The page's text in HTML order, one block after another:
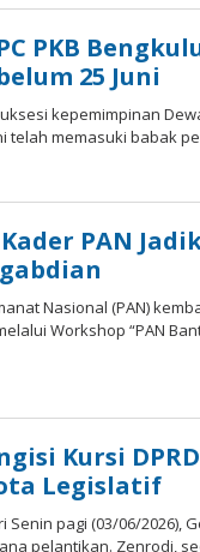
PKB
25 Juni
kepemimpinan
telah memasuki babak
PAN
Nasional (PAN)
Workshop “PAN
Kursi
Legislatif
Senin pagi (03/06/
pelantikan. Zenrodi,